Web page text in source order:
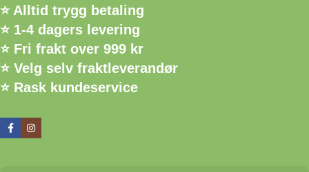
⭐ Alltid trygg betaling
⭐ 1-4 dagers levering
⭐ Fri frakt over 999 kr
⭐ Velg selv fraktleverandør
⭐ Rask kundeservice